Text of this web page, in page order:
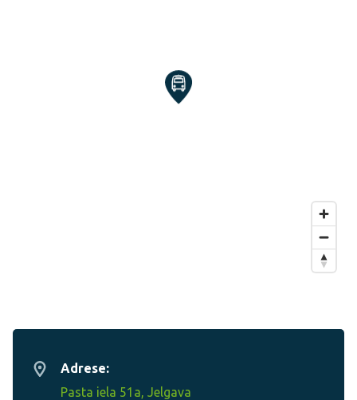
Adrese:
Pasta iela 51a, Jelgava